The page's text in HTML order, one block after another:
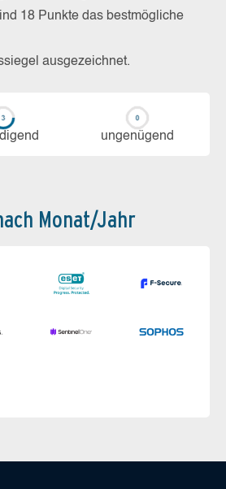
18 Punkte das bestmögliche
ausgezeichnet.
un­ge­nü­gend
Monat/Jahr